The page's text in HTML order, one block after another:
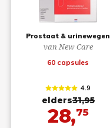
Prostaat & urinewegen
van New Care
60 capsules
4.9
elders31,95
28,75